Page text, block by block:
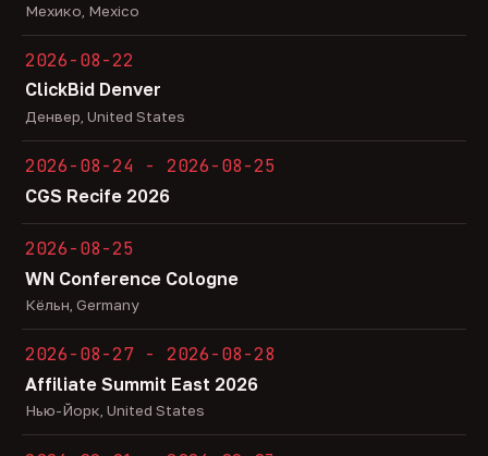
Мехико, Mexico
2026-08-22
ClickBid Denver
Денвер, United States
2026-08-24 - 2026-08-25
CGS Recife 2026
2026-08-25
WN Conference Cologne
Кёльн, Germany
2026-08-27 - 2026-08-28
Affiliate Summit East 2026
Нью-Йорк, United States